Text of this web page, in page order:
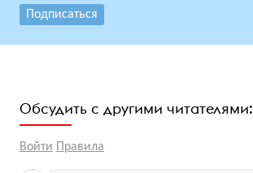
Подписаться
Обсудить с другими читателями:
Войти Правила